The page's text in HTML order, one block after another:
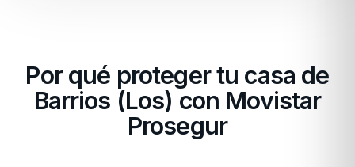
Por qué proteger tu casa de
Barrios (Los) con Movistar
Prosegur